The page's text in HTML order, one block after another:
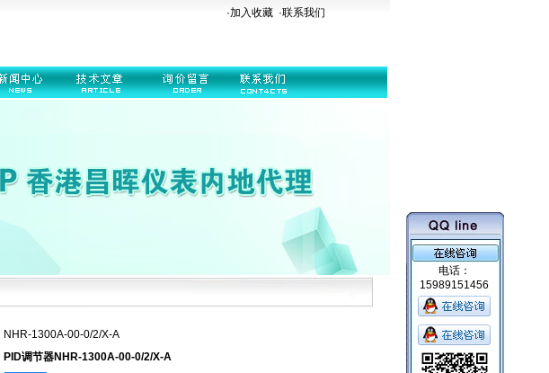
·加入收藏 ·联系我们
NHR-1300A-00-0/2/X-A
PID调节器NHR-1300A-00-0/2/X-A
电话：
15989151456